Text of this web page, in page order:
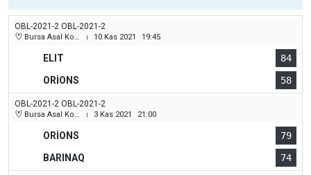
OBL-2021-2 OBL-2021-2
Bursa Asal Koleji Spor Salonu | 10 Kas 2021 19:45
ELIT
84
ORİONS
58
OBL-2021-2 OBL-2021-2
Bursa Asal Koleji Spor Salonu | 3 Kas 2021 21:00
ORİONS
79
BARINAQ
74